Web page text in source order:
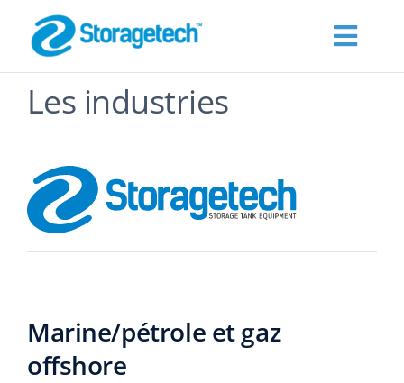
content
Les industries
Demander un devis
Les industries
Marine/pétrole et gaz
offshore